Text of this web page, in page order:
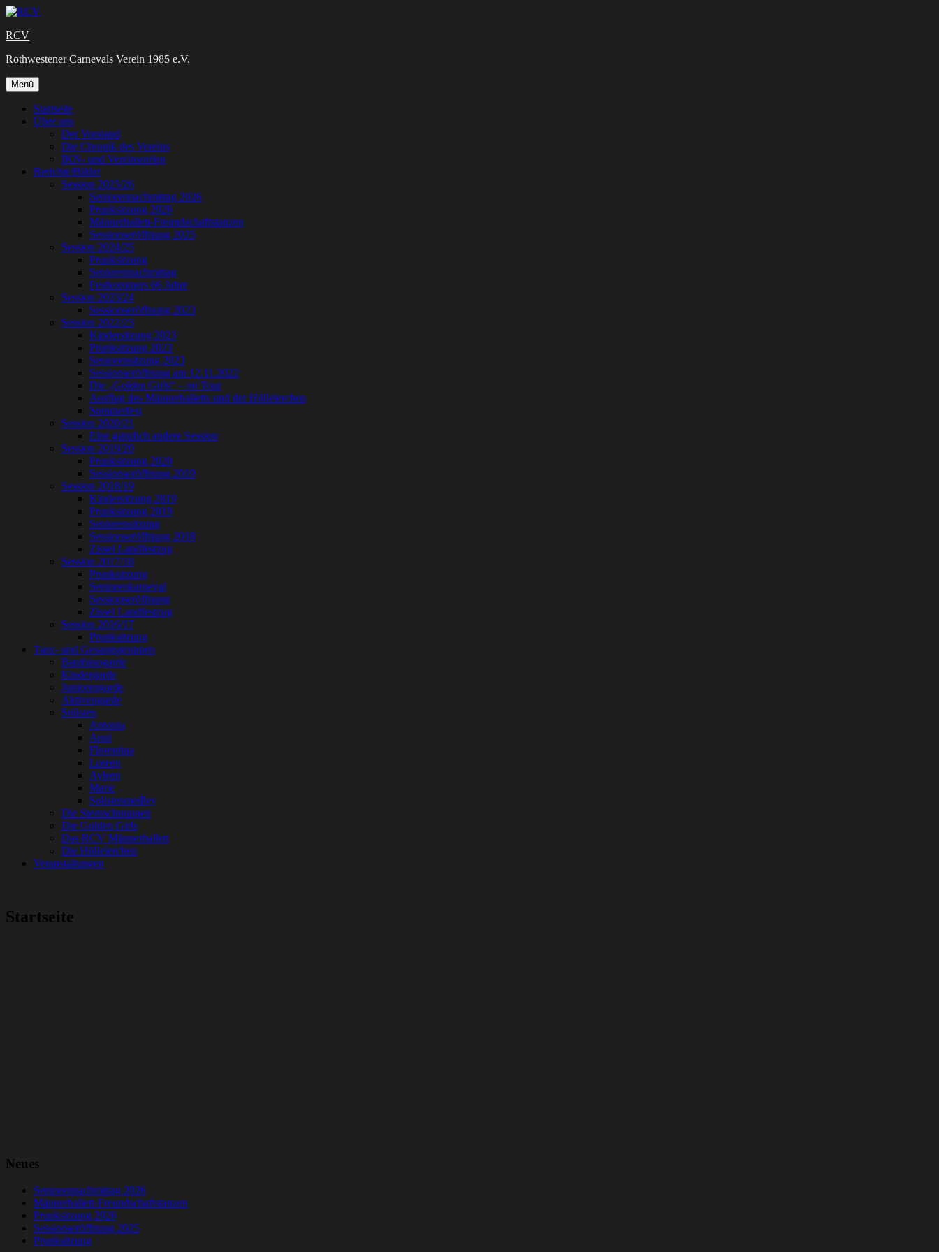
Zum
springen
RCV
Rothwestener Carnevals Verein 1985 e.V.
Menü
Inhalt
springen
Startseite
Über uns
Der Vorstand
Die Chronik des Vereins
IKN- und Vereinsorden
Berichte/Bilder
Session 2025/26
Seniorennachmittag 2026
Prunksitzung 2026
Männerballett-Freundschaftstanzen
Sessionseröffnung 2025
Session 2024/25
Prunksitzung
Seniorennachmittag
Festkommers 66 Jahre
Session 2023/24
Sessionseröffnung 2023
Session 2022/23
Kindersitzung 2023
Prunksitzung 2023
Seniorensitzung 2023
Sessionseröffnung am 12.11.2022
Die „Golden Girls“ – on Tour
Ausflug des Männerballetts und der Höllelerchen
Sommerfest
Session 2020/21
Eine gänzlich andere Session
Session 2019/20
Prunksitzung 2020
Sessionseröffnung 2019
Session 2018/19
Kindersitzung 2019
Prunksitzung 2019
Seniorensitzung
Sessionseröffnung 2018
Zissel Landfestzug
Session 2017/18
Prunksitzung
Seniorenkarneval
Sessionseröffnung
Zissel Landfestzug
Session 2016/17
Prunksitzung
Tanz- und Gesangsgruppen
Bambinogarde
Kindergarde
Juniorengarde
Aktivengarde
Solisten
Antonia
Anni
Florentina
Loreen
Ayleen
Marie
Solistenmedley
Die Sternschnuppen
Die Golden Girls
Das RCV Männerballett
Die Höllelerchen
Veranstaltungen
Startseite
Neues
Seniorennachmittag 2026
Männerballett-Freundschaftstanzen
Prunksitzung 2026
Sessionseröffnung 2025
Prunksitzung